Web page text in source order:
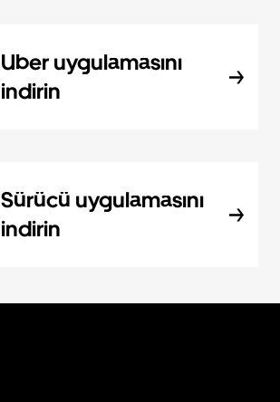
Uber uygulamasını
indirin
Sürücü uygulamasını
indirin